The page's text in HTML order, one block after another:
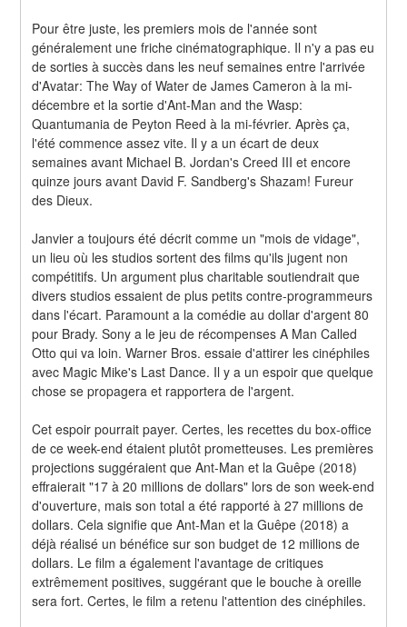
Pour être juste, les premiers mois de l'année sont
généralement une friche cinématographique. Il n'y a pas eu
de sorties à succès dans les neuf semaines entre l'arrivée
d'Avatar: The Way of Water de James Cameron à la mi-
décembre et la sortie d'Ant-Man and the Wasp:
Quantumania de Peyton Reed à la mi-février. Après ça,
l'été commence assez vite. Il y a un écart de deux
semaines avant Michael B. Jordan's Creed III et encore
quinze jours avant David F. Sandberg's Shazam! Fureur
des Dieux.
Janvier a toujours été décrit comme un "mois de vidage",
un lieu où les studios sortent des films qu'ils jugent non
compétitifs. Un argument plus charitable soutiendrait que
divers studios essaient de plus petits contre-programmeurs
dans l'écart. Paramount a la comédie au dollar d'argent 80
pour Brady. Sony a le jeu de récompenses A Man Called
Otto qui va loin. Warner Bros. essaie d'attirer les cinéphiles
avec Magic Mike's Last Dance. Il y a un espoir que quelque
chose se propagera et rapportera de l'argent.
Cet espoir pourrait payer. Certes, les recettes du box-office
de ce week-end étaient plutôt prometteuses. Les premières
projections suggéraient que Ant-Man et la Guêpe (2018)
effraierait "17 à 20 millions de dollars" lors de son week-end
d'ouverture, mais son total a été rapporté à 27 millions de
dollars. Cela signifie que Ant-Man et la Guêpe (2018) a
déjà réalisé un bénéfice sur son budget de 12 millions de
dollars. Le film a également l'avantage de critiques
extrêmement positives, suggérant que le bouche à oreille
sera fort. Certes, le film a retenu l'attention des cinéphiles.